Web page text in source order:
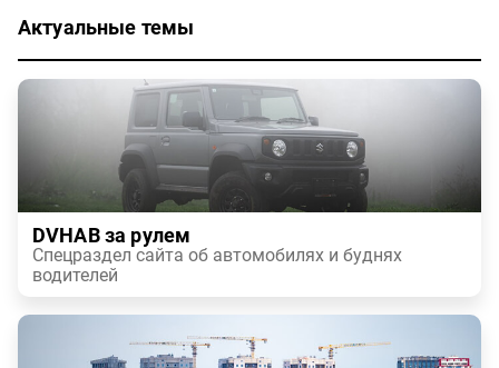
Актуальные темы
DVHAB за рулем
Спецраздел сайта об автомобилях и буднях
водителей